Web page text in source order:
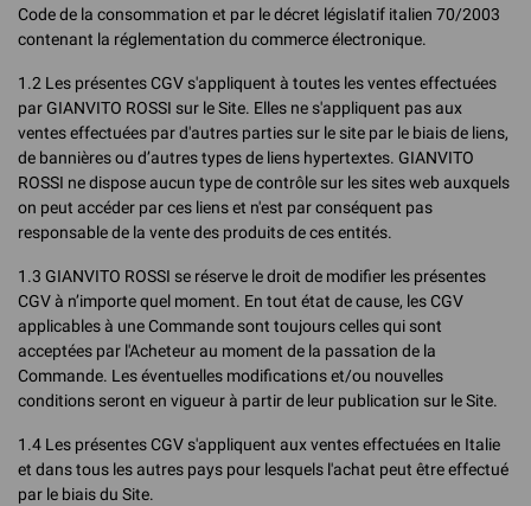
Code de la consommation et par le décret législatif italien 70/2003
contenant la réglementation du commerce électronique.
1.2 Les présentes CGV s'appliquent à toutes les ventes effectuées
par GIANVITO ROSSI sur le Site. Elles ne s'appliquent pas aux
ventes effectuées par d'autres parties sur le site par le biais de liens,
de bannières ou d’autres types de liens hypertextes. GIANVITO
ROSSI ne dispose aucun type de contrôle sur les sites web auxquels
on peut accéder par ces liens et n'est par conséquent pas
responsable de la vente des produits de ces entités.
1.3 GIANVITO ROSSI se réserve le droit de modifier les présentes
CGV à n’importe quel moment. En tout état de cause, les CGV
applicables à une Commande sont toujours celles qui sont
acceptées par l'Acheteur au moment de la passation de la
Commande. Les éventuelles modifications et/ou nouvelles
conditions seront en vigueur à partir de leur publication sur le Site.
1.4 Les présentes CGV s'appliquent aux ventes effectuées en Italie
et dans tous les autres pays pour lesquels l'achat peut être effectué
par le biais du Site.